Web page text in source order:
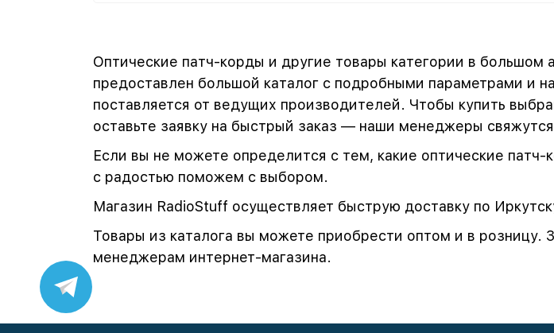
Оптические патч-корды и другие товары категории в
предоставлен большой каталог с подробными параметрами и
поставляется от ведущих производителей. Чтобы купить
оставьте заявку на быстрый заказ — наши менеджеры
Если вы не можете определится с тем, какие оптические патч-
с радостью поможем с выбором.
Магазин RadioStuff осуществляет быструю доставку по
Товары из каталога вы можете приобрести оптом и в
менеджерам интернет-магазина.